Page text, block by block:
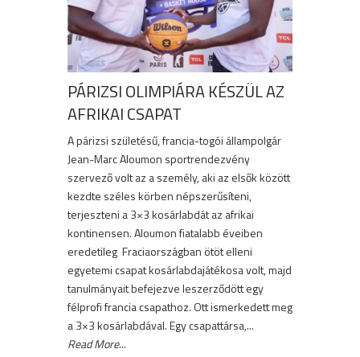
PÁRIZSI OLIMPIÁRA KÉSZÜL AZ
AFRIKAI CSAPAT
A párizsi születésű, francia-togói állampolgár
Jean-Marc Aloumon sportrendezvény
szervező volt az a személy, aki az elsők között
kezdte széles körben népszerűsíteni,
terjeszteni a 3×3 kosárlabdát az afrikai
kontinensen. Aloumon fiatalabb éveiben
eredetileg Fraciaországban ötöt elleni
egyetemi csapat kosárlabdajátékosa volt, majd
tanulmányait befejezve leszerződött egy
félprofi francia csapathoz. Ott ismerkedett meg
a 3×3 kosárlabdával. Egy csapattársa,...
Read More...